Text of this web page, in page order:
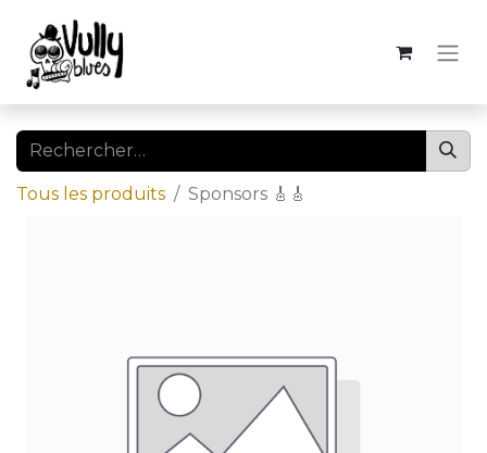
Tous les produits Sponsors 🎸🎸